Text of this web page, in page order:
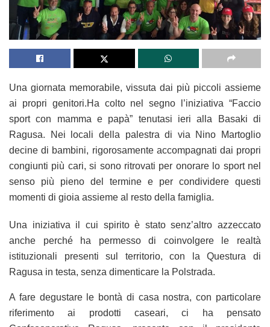
Una giornata memorabile, vissuta dai più piccoli assieme
ai propri genitori.Ha colto nel segno l’iniziativa “Faccio
sport con mamma e papà” tenutasi ieri alla Basaki di
Ragusa. Nei locali della palestra di via Nino Martoglio
decine di bambini, rigorosamente accompagnati dai propri
congiunti più cari, si sono ritrovati per onorare lo sport nel
senso più pieno del termine e per condividere questi
momenti di gioia assieme al resto della famiglia.
Una iniziativa il cui spirito è stato senz’altro azzeccato
anche perché ha permesso di coinvolgere le realtà
istituzionali presenti sul territorio, con la Questura di
Ragusa in testa, senza dimenticare la Polstrada.
A fare degustare le bontà di casa nostra, con particolare
riferimento ai prodotti caseari, ci ha pensato